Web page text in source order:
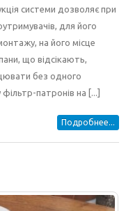
системи дозволяє при
для його
на його місце
що відсікають,
без одного
патронів на [...]
Подробнее...